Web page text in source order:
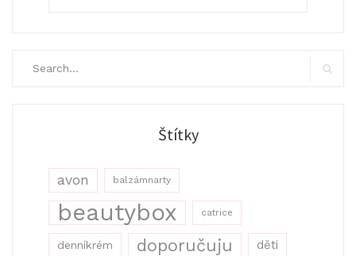
Štítky
avon balzámnarty
beautybox catrice
denníkrém doporučuju děti